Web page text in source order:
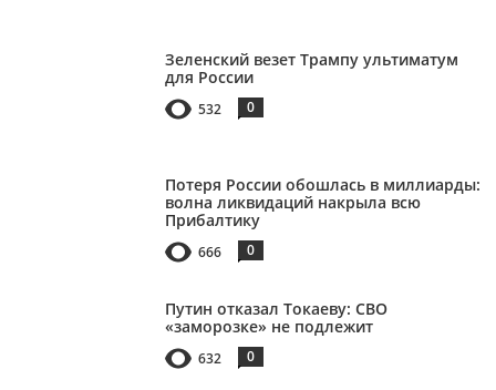
Зеленский везет Трампу ультиматум
для России
532 0
Потеря России обошлась в миллиарды:
волна ликвидаций накрыла всю
Прибалтику
666 0
Путин отказал Токаеву: СВО
«заморозке» не подлежит
632 0